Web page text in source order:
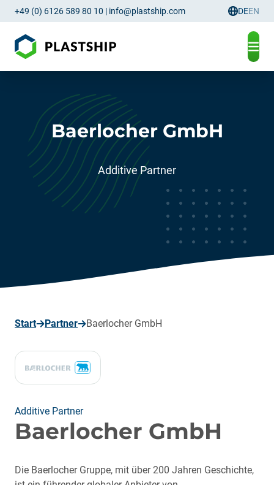
+49 (0) 6126 589 80 10 | info@plastship.com DEEN
Baerlocher GmbH
Additive Partner
StartseitePartner Baerlocher GmbH
Additive Partner
Baerlocher GmbH
Die Baerlocher Gruppe, mit über 200 Jahren Geschichte,